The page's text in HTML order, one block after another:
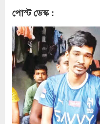
পোস্ট ডেস্ক :